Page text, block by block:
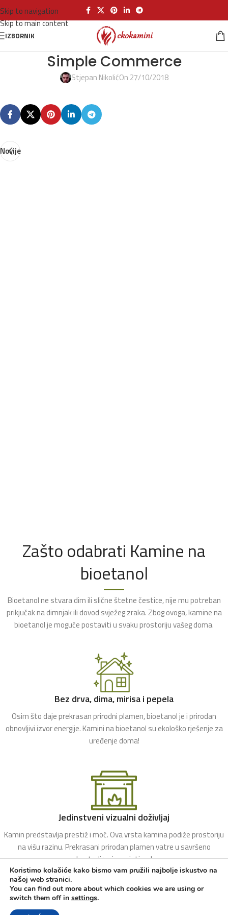
Skip to navigation
Skip to main content
IZBORNIK
Simple Commerce
Stjepan NikolićOn 27/10/2018
Novije
Zašto odabrati Kamine na
bioetanol
Bioetanol ne stvara dim ili slične štetne čestice, nije mu potreban
prikjučak na dimnjak ili dovod svježeg zraka. Zbog ovoga, kamine na
bioetanol je moguće postaviti u svaku prostoriju vašeg doma.
Bez drva, dima, mirisa i pepela
Osim što daje prekrasan prirodni plamen, bioetanol je i prirodan
obnovljivi izvor energije. Kamini na bioetanol su ekološko rješenje za
uređenje doma!
Jedinstveni vizualni doživljaj
Kamin predstavlja prestiž i moć. Ova vrsta kamina podiže prostoriju
na višu razinu. Prekrasani prirodan plamen vatre u savršeno
kontroliranim uvjetima!
Koristimo kolačiće kako bismo vam pružili najbolje iskustvo na
našoj web stranici.
You can find out more about which cookies we are using or
switch them off in settings.